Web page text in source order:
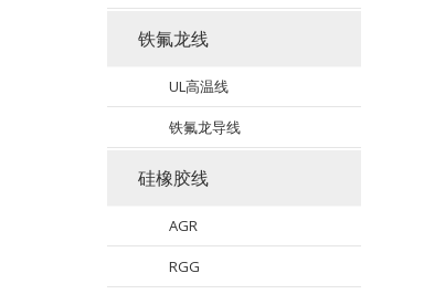
铁氟龙线
UL高温线
铁氟龙导线
硅橡胶线
AGR
RGG